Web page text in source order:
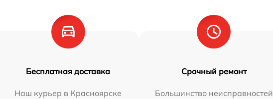
Бесплатная доставка
Наш курьер в Красноярске
Срочный ремонт
Большинство неисправностей